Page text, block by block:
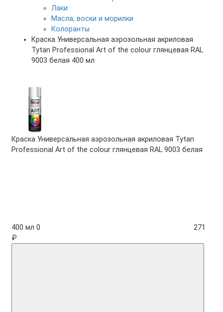
Лаки
Масла, воски и морилки
Колоранты
Краска Универсальная аэрозольная акриловая
Tytan Professional Art of the colour глянцевая RAL
9003 белая 400 мл
Краска Универсальная аэрозольная акриловая Tytan
Professional Art of the colour глянцевая RAL 9003 белая
400 мл 0
271
₽